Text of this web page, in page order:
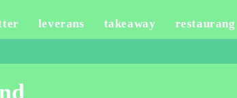
leverans takeaway restaurang